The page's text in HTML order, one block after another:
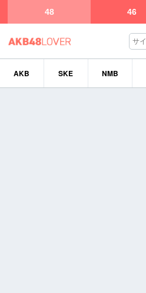
48 46
AKB SKE NMB